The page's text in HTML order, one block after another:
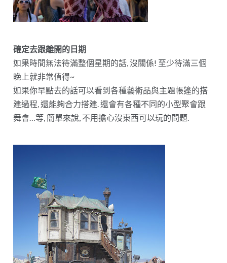
確定去跟離開的日期
如果時間無法待滿整個星期的話, 沒關係! 至少待滿三個
晚上就非常值得~
如果你早點去的話可以看到各種藝術品與主題帳篷的搭
建過程, 還能夠合力搭建. 還會有各種不同的小型聚會跟
舞會…等, 簡單來說, 不用擔心沒東西可以玩的問題.